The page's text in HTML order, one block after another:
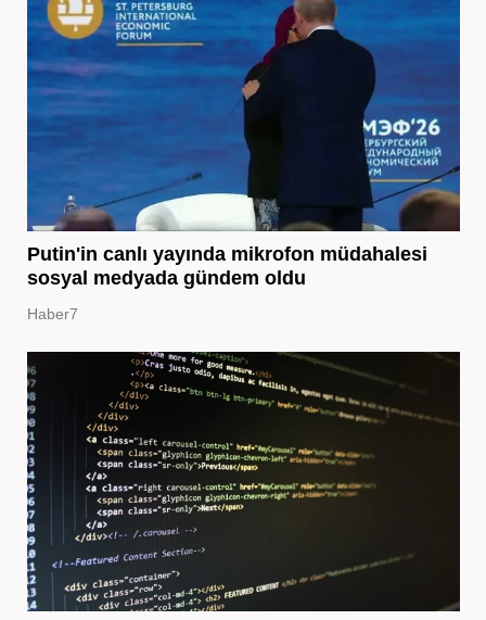
Putin'in canlı yayında mikrofon müdahalesi
sosyal medyada gündem oldu
Haber7